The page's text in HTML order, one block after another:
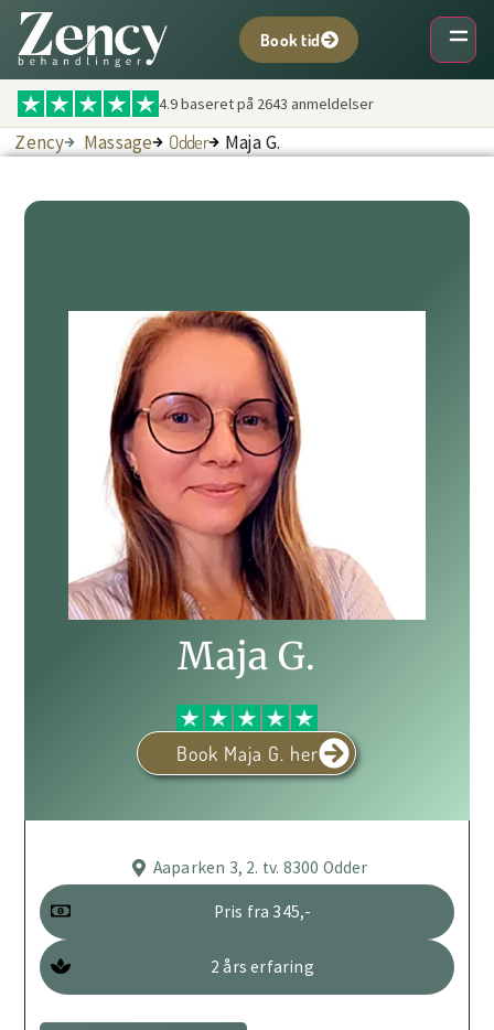
Book tid
4.9 baseret på 2643 anmeldelser
Zency Massage Odder Maja G.
Maja G.
Book Maja G. her
Aaparken 3, 2. tv. 8300 Odder
Pris fra 345,-
2 års erfaring